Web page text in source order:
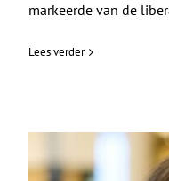
markeerde van de
Lees verder